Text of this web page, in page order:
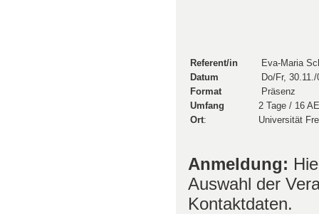
Referent/in
Eva-Maria
Datum
Do/Fr,
Format
Präsenz
Umfang
2 Tage / 16 AE
Ort: Universität
Anmeldung:
Auswahl der
Kontaktdaten.